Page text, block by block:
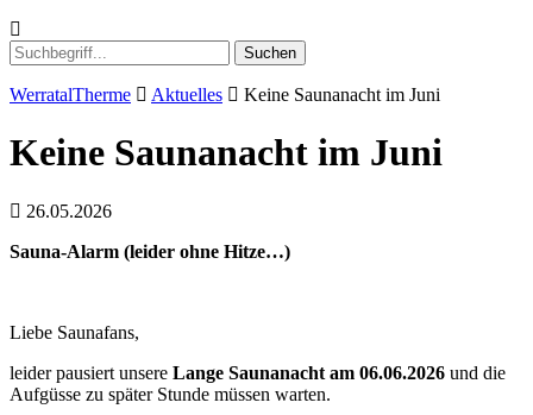
Suchen
WerratalTherme Aktuelles Keine Saunanacht im Juni
Keine Saunanacht im Juni
26.05.2026
Sauna-Alarm (leider ohne Hitze…)
Liebe Saunafans,
leider pausiert unsere Lange Saunanacht am 06.06.2026 und die
Aufgüsse zu später Stunde müssen warten.